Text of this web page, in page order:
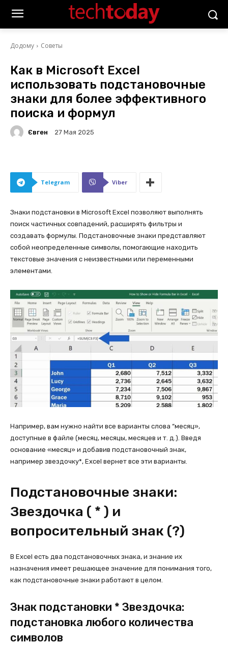
Додому Советы
Как в Microsoft Excel
использовать подстановочные
знаки для более эффективного
поиска и формул
Євген 27 Мая 2025
Telegram Viber
Знаки подстановки в Microsoft Excel позволяют выполнять
поиск частичных совпадений, расширять фильтры и
создавать формулы. Подстановочные знаки представляют
собой неопределенные символы, помогающие находить
текстовые значения с неизвестными или переменными
элементами.
Например, вам нужно найти все варианты слова “месяц»,
доступные в файле (месяц, месяцы, месяцев и т. д.). Введя
основание «месяц» и добавив подстановочный знак,
например звездочку*, Excel вернет все эти варианты.
Подстановочные знаки:
Звездочка ( * ) и
вопросительный знак (?)
В Excel есть два подстановочных знака, и знание их
назначения имеет решающее значение для понимания того,
как подстановочные знаки работают в целом.
Знак подстановки * Звездочка:
подстановка любого количества
символов